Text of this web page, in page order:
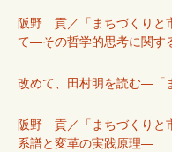
阪野 貢／「まちづくりと
て―その哲学的思考に関
改めて、田村明を読む―「
阪野 貢／「まちづくりと
系譜と変革の実践原理―